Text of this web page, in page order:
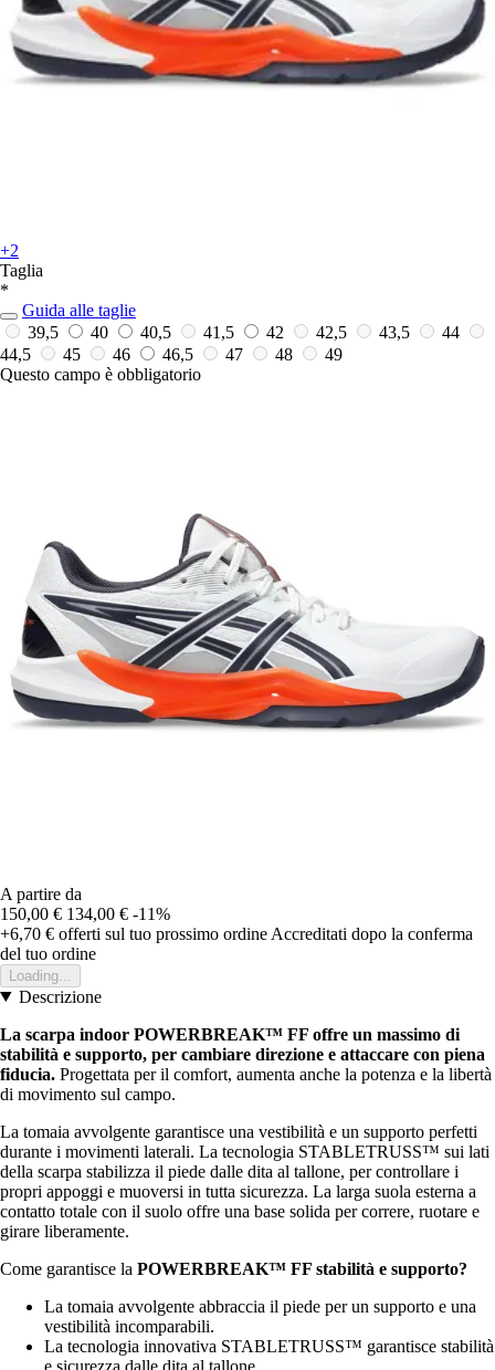
+2
Taglia
*
Guida alle taglie
39,5
40 40,5 41,5 42 42,5 43,5
44
44,5
45 46 46,5 47 48
49
Questo campo è obbligatorio
A partire da
150,00 € 134,00 € -11%
+6,70 € offerti sul tuo prossimo ordine Accreditati dopo la conferma
del tuo ordine
Loading...
Descrizione
La scarpa indoor POWERBREAK™ FF offre un massimo di
stabilità e supporto, per cambiare direzione e attaccare con piena
fiducia. Progettata per il comfort, aumenta anche la potenza e la libertà
di movimento sul campo.
La tomaia avvolgente garantisce una vestibilità e un supporto perfetti
durante i movimenti laterali. La tecnologia STABLETRUSS™ sui lati
della scarpa stabilizza il piede dalle dita al tallone, per controllare i
propri appoggi e muoversi in tutta sicurezza. La larga suola esterna a
contatto totale con il suolo offre una base solida per correre, ruotare e
girare liberamente.
Come garantisce la POWERBREAK™ FF stabilità e supporto?
La tomaia avvolgente abbraccia il piede per un supporto e una
vestibilità incomparabili.
La tecnologia innovativa STABLETRUSS™ garantisce stabilità
e sicurezza dalle dita al tallone.